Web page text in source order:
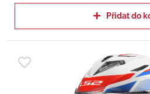
Přidat do